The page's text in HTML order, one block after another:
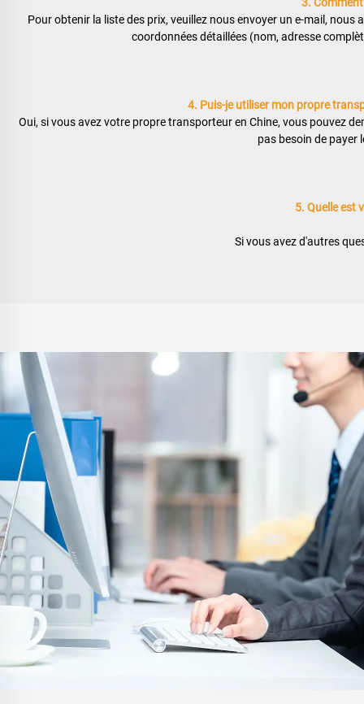
Pour obtenir la liste des prix, veuillez nous envoyer un e-mail,
coordonnées détaillées (nom, adresse
4. Puis-je utiliser mon propre
Oui, si vous avez votre propre transporteur en Chine, vous pouvez
pas besoin de payer
5. Quelle est
Si vous avez d'autres